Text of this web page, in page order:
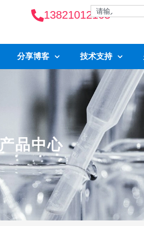
13821012163
分享博客 技术支持
产品中心